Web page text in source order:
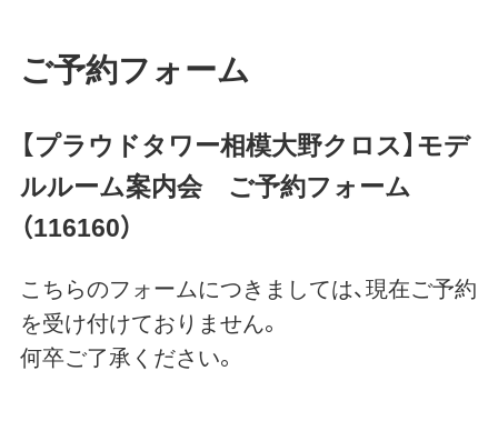
ご予約フォーム
【プラウドタワー相模大野クロス】モデ
ルルーム案内会 ご予約フォーム
（116160）
こちらのフォームにつきましては、現在ご予約
を受け付けておりません。
何卒ご了承ください。